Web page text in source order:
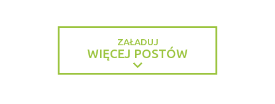
ZAŁADUJ
WIĘCEJ POSTÓW